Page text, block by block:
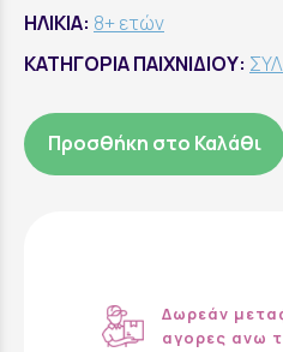
ΗΛΙΚΙΑ: 8+ ετών
ΚΑΤΗΓΟΡΙΑ ΠΑΙΧΝΙΔΙΟΥ:
Προσθήκη στο Καλάθι
Δωρεάν
αγορες ανω